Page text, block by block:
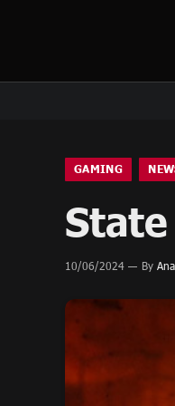
GAMING
10/06/2024 By